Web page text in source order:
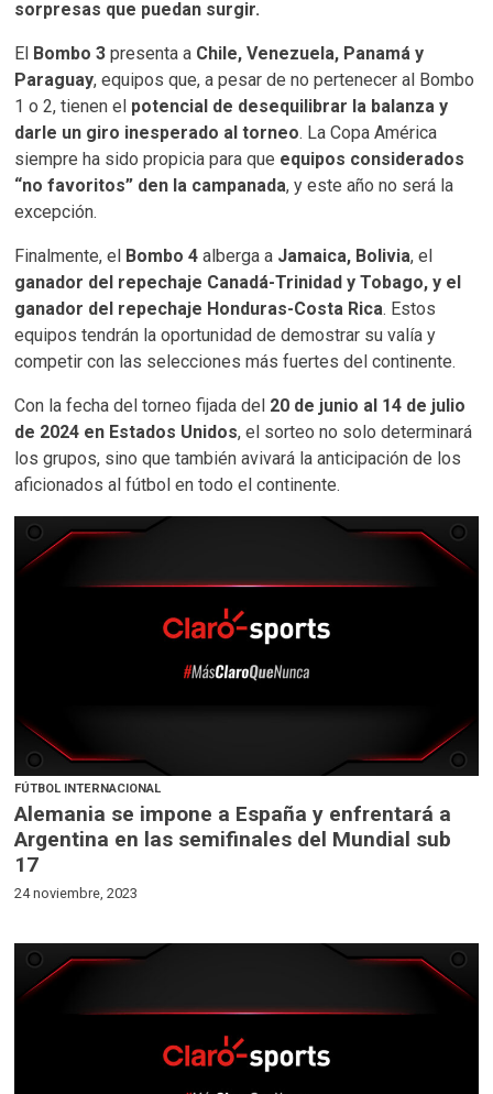
sorpresas que puedan surgir.
El Bombo 3 presenta a Chile, Venezuela, Panamá y
Paraguay, equipos que, a pesar de no pertenecer al Bombo
1 o 2, tienen el potencial de desequilibrar la balanza y
darle un giro inesperado al torneo. La Copa América
siempre ha sido propicia para que equipos considerados
“no favoritos” den la campanada, y este año no será la
excepción.
Finalmente, el Bombo 4 alberga a Jamaica, Bolivia, el
ganador del repechaje Canadá-Trinidad y Tobago, y el
ganador del repechaje Honduras-Costa Rica. Estos
equipos tendrán la oportunidad de demostrar su valía y
competir con las selecciones más fuertes del continente.
Con la fecha del torneo fijada del 20 de junio al 14 de julio
de 2024 en Estados Unidos, el sorteo no solo determinará
los grupos, sino que también avivará la anticipación de los
aficionados al fútbol en todo el continente.
FÚTBOL INTERNACIONAL
Alemania se impone a España y enfrentará a
Argentina en las semifinales del Mundial sub
17
24 noviembre, 2023